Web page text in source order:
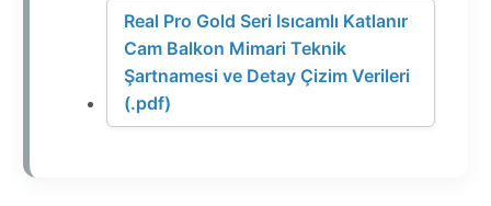
Real Pro Gold Seri Isıcamlı Katlanır
Cam Balkon Mimari Teknik
Şartnamesi ve Detay Çizim Verileri
(.pdf)